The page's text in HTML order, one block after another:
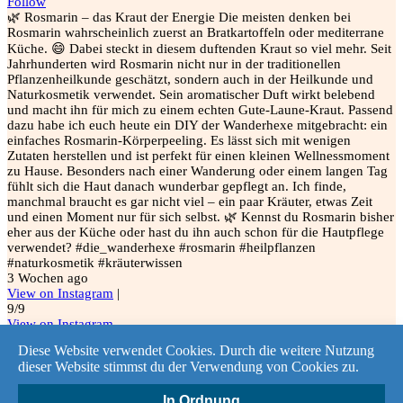
🌿 Rosmarin – das Kraut der Energie Die meisten denken bei
Rosmarin wahrscheinlich zuerst an Bratkartoffeln oder mediterrane
Küche. 😄 Dabei steckt in diesem duftenden Kraut so viel mehr. Seit
Jahrhunderten wird Rosmarin nicht nur in der traditionellen
Pflanzenheilkunde geschätzt, sondern auch in der Heilkunde und
Naturkosmetik verwendet. Sein aromatischer Duft wirkt belebend
und macht ihn für mich zu einem echten Gute-Laune-Kraut. Passend
dazu habe ich euch heute ein DIY der Wanderhexe mitgebracht: ein
einfaches Rosmarin-Körperpeeling. Es lässt sich mit wenigen
Zutaten herstellen und ist perfekt für einen kleinen Wellnessmoment
zu Hause. Besonders nach einer Wanderung oder einem langen Tag
fühlt sich die Haut danach wunderbar gepflegt an. Ich finde,
manchmal braucht es gar nicht viel – ein paar Kräuter, etwas Zeit
und einen Moment nur für sich selbst. 🌿 Kennst du Rosmarin bisher
eher aus der Küche oder hast du ihn auch schon für die Hautpflege
verwendet? #die_wanderhexe #rosmarin #heilpflanzen
#naturkosmetik #kräuterwissen
3 Wochen ago
View on Instagram |
9/9
View on Instagram
Kontakt
Diese Website verwendet Cookies. Durch die weitere Nutzung
dieser Website stimmst du der Verwendung von Cookies zu.